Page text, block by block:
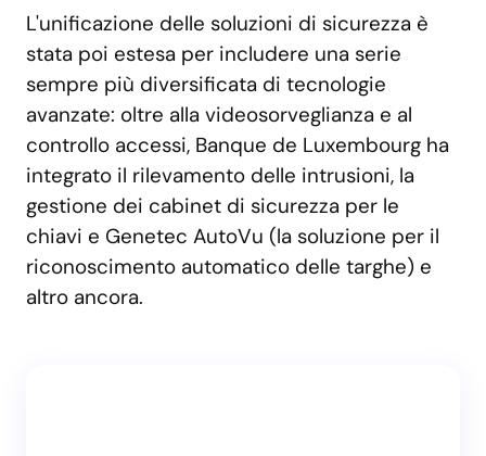
L'unificazione delle soluzioni di sicurezza è
stata poi estesa per includere una serie
sempre più diversificata di tecnologie
avanzate: oltre alla videosorveglianza e al
controllo accessi, Banque de Luxembourg ha
integrato il rilevamento delle intrusioni, la
gestione dei cabinet di sicurezza per le
chiavi e Genetec AutoVu (la soluzione per il
riconoscimento automatico delle targhe) e
altro ancora.